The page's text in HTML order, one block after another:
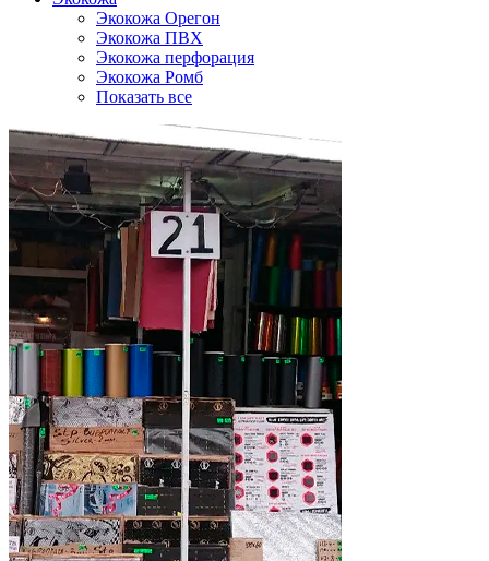
Экокожа Орегон
Экокожа ПВХ
Экокожа перфорация
Экокожа Ромб
Показать все